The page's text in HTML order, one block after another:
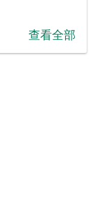
查看全部